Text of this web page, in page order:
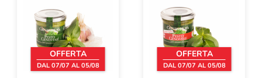
OFFERTA
DAL 07/07 AL 05/08
OFFERTA
DAL 07/07 AL 05/08